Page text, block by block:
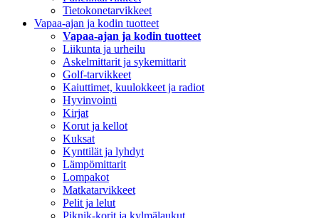
Tietokonetarvikkeet
Vapaa-ajan ja kodin tuotteet
Vapaa-ajan ja kodin tuotteet
Liikunta ja urheilu
Askelmittarit ja sykemittarit
Golf-tarvikkeet
Kaiuttimet, kuulokkeet ja radiot
Hyvinvointi
Kirjat
Korut ja kellot
Kuksat
Kynttilät ja lyhdyt
Lämpömittarit
Lompakot
Matkatarvikkeet
Pelit ja lelut
Piknik-korit ja kylmälaukut